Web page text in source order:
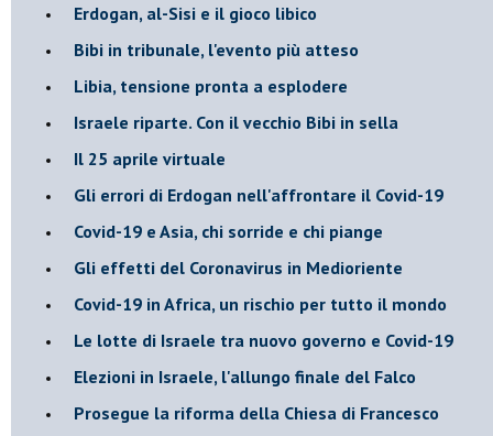
Erdogan, al-Sisi e il gioco libico
Bibi in tribunale, l'evento più atteso
Libia, tensione pronta a esplodere
Israele riparte. Con il vecchio Bibi in sella
Il 25 aprile virtuale
Gli errori di Erdogan nell'affrontare il Covid-19
Covid-19 e Asia, chi sorride e chi piange
Gli effetti del Coronavirus in Medioriente
Covid-19 in Africa, un rischio per tutto il mondo
Le lotte di Israele tra nuovo governo e Covid-19
Elezioni in Israele, l'allungo finale del Falco
Prosegue la riforma della Chiesa di Francesco